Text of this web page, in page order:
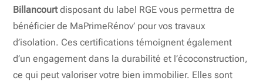
Billancourtdisposant du label RGE vous permettra de
bénéficier de MaPrimeRénov’ pour vos travaux
d’isolation. Ces certifications témoignent également
d’un engagement dans la durabilité et l’écoconstruction,
ce qui peut valoriser votre bien immobilier. Elles sont